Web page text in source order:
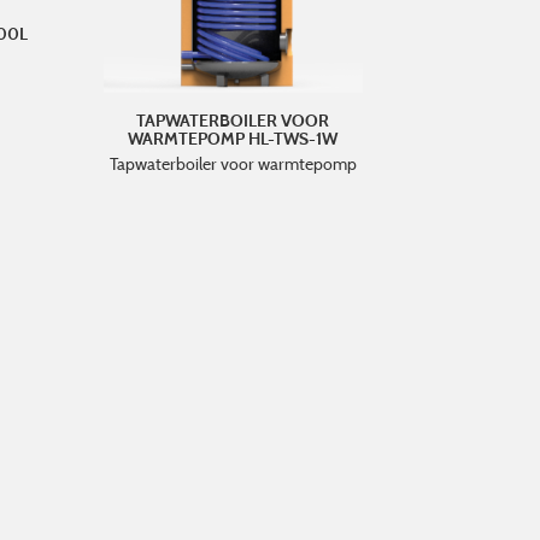
TAPWATERBOILER VOOR
WARMTEPOMP HL-TWS-1W
Tapwaterboiler voor warmtepomp